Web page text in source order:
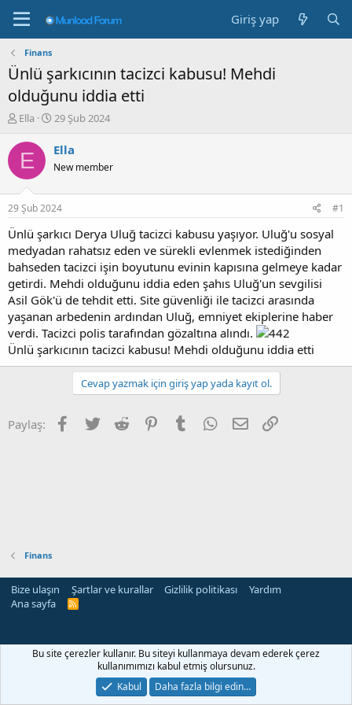
Giriş yap
Finans
Ünlü şarkıcının tacizci kabusu! Mehdi
olduğunu iddia etti
K
n
b
u
u
b
a
l
a
t
a
n
Ella
B
ş
a
g
ı
ç
a
r
i
h
29 Şub 2024
E Ella
New member
29 Şub 2024 #1
Ünlü şarkıcı Derya Uluğ tacizci kabusu yaşıyor. Uluğ'u sosyal
medyadan rahatsız eden ve sürekli evlenmek istediğinden
bahseden tacizci işin boyutunu evinin kapısına gelmeye kadar
getirdi. Mehdi olduğunu iddia eden şahıs Uluğ'un sevgilisi
Asil Gök'ü de tehdit etti. Site güvenliği ile tacizci arasında
yaşanan arbedenin ardından Uluğ, emniyet ekiplerine haber
verdi. Tacizci polis tarafından gözaltına alındı.
Ünlü şarkıcının tacizci kabusu! Mehdi olduğunu iddia etti
Cevap yazmak için giriş yap yada kayıt ol.
Paylaş: Facebook
Twitter Reddit PinterestTumblr WhatsApp
E-posta
Finans
Bize ulaşın Şartlar ve kurallar Gizlilik politikası
Yardım
Ana sayfa
R
Bu site çerezler kullanır. Bu siteyi kullanmaya devam ederek çerez
kullanımımızı kabul etmiş olursunuz.
Kabul
Daha fazla bilgi edin…